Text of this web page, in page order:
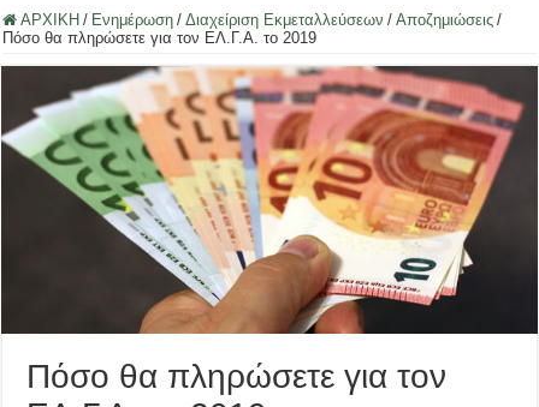
ΑΡΧΙΚΗ / Ενημέρωση / Διαχείριση Εκμεταλλεύσεων / Αποζημιώσεις /
Πόσο θα πληρώσετε για τον ΕΛ.Γ.Α. το 2019
Πόσο θα πληρώσετε για τον